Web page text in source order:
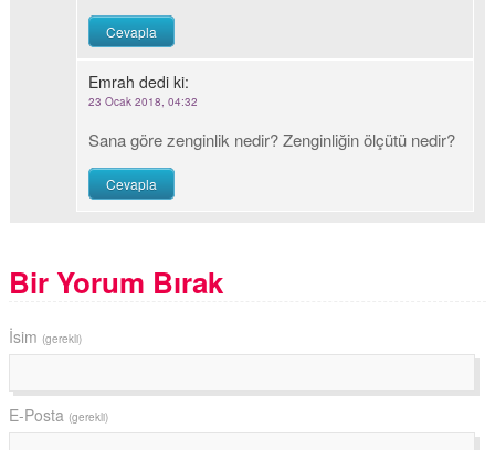
Cevapla
Emrah dedi ki:
23 Ocak 2018, 04:32
Sana göre zenginlik nedir? Zenginliğin ölçütü nedir?
Cevapla
Bir Yorum Bırak
İsim (gerekli)
E-Posta (gerekli)